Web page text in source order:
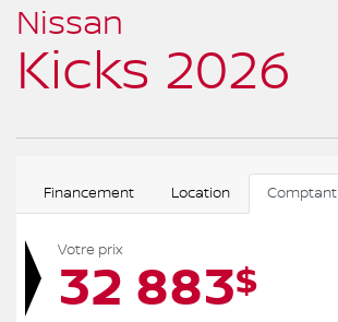
Nissan
Kicks 2026
Financement Location Comptant
Votre prix
32 883$